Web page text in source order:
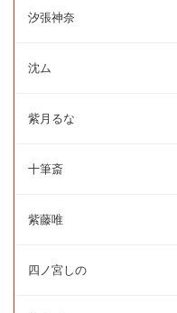
汐張神奈
沈ム
紫月るな
十筆斎
紫藤唯
四ノ宮しの